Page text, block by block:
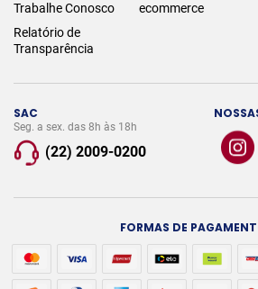
SAC
Seg. a sex. das 8h às 18h
(22) 2009-0200
Trabalhe Conosco
Relatório de
Transparência
ecommerce
FORMAS DE